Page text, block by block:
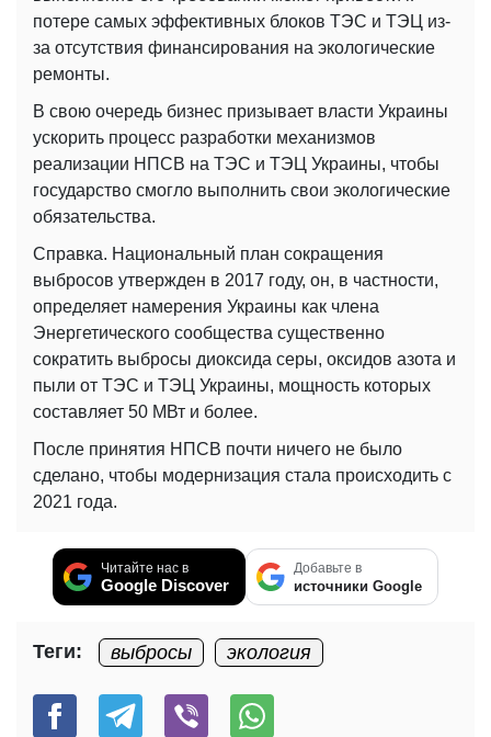
потере самых эффективных блоков ТЭС и ТЭЦ из-
за отсутствия финансирования на экологические
ремонты.
В свою очередь бизнес призывает власти Украины
ускорить процесс разработки механизмов
реализации НПСВ на ТЭС и ТЭЦ Украины, чтобы
государство смогло выполнить свои экологические
обязательства.
Справка. Национальный план сокращения
выбросов утвержден в 2017 году, он, в частности,
определяет намерения Украины как члена
Энергетического сообщества существенно
сократить выбросы диоксида серы, оксидов азота и
пыли от ТЭС и ТЭЦ Украины, мощность которых
составляет 50 МВт и более.
После принятия НПСВ почти ничего не было
сделано, чтобы модернизация стала происходить с
2021 года.
Читайте нас в
Google Discover
Добавьте в
источники Google
Теги: выбросы экология